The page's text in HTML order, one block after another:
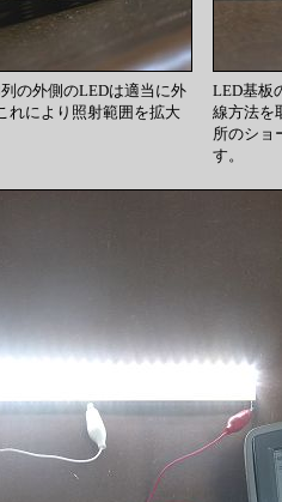
の外側のLEDは適当に外
により照射範囲を拡大
LED基板
線方法を
所のショ
す。